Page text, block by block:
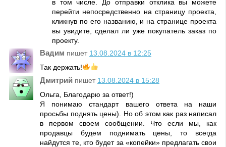
в том числе. До отправки отклика вы можете
перейти непосредственно на страницу проекта,
кликнув по его названию, и на странице проекта
вы увидите, сделал ли уже покупатель заказ по
проекту.
Вадим пишет 13.08.2024 в 12:25
Так держать!
Дмитрий пишет 13.08.2024 в 15:28
Ольга, Благодарю за ответ!)
Я понимаю стандарт вашего ответа на наши
просьбы поднять цены). Но об этом как раз написал
в первом своем сообщении. Что если мы, как
продавцы будем поднимать цены, то всегда
найдутся те, кто будет за «копейки» предлагать свои